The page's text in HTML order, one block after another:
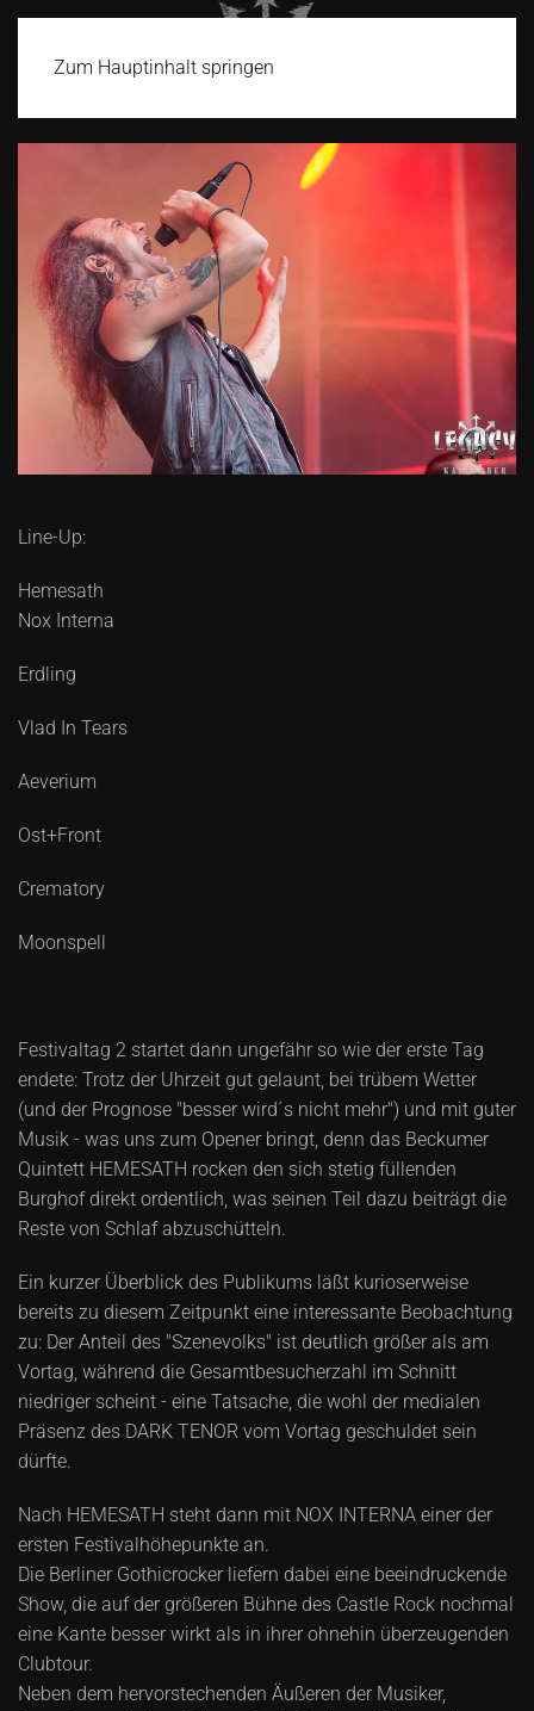
Zum Hauptinhalt springen
Line-Up:
Hemesath
Nox Interna
Erdling
Vlad In Tears
Aeverium
Ost+Front
Crematory
Moonspell
Festivaltag 2 startet dann ungefähr so wie der erste Tag
endete: Trotz der Uhrzeit gut gelaunt, bei trübem Wetter
(und der Prognose "besser wird´s nicht mehr") und mit guter
Musik - was uns zum Opener bringt, denn das Beckumer
Quintett HEMESATH rocken den sich stetig füllenden
Burghof direkt ordentlich, was seinen Teil dazu beiträgt die
Reste von Schlaf abzuschütteln.
Ein kurzer Überblick des Publikums läßt kurioserweise
bereits zu diesem Zeitpunkt eine interessante Beobachtung
zu: Der Anteil des "Szenevolks" ist deutlich größer als am
Vortag, während die Gesamtbesucherzahl im Schnitt
niedriger scheint - eine Tatsache, die wohl der medialen
Präsenz des DARK TENOR vom Vortag geschuldet sein
dürfte.
Nach HEMESATH steht dann mit NOX INTERNA einer der
ersten Festivalhöhepunkte an.
Die Berliner Gothicrocker liefern dabei eine beeindruckende
Show, die auf der größeren Bühne des Castle Rock nochmal
eine Kante besser wirkt als in ihrer ohnehin überzeugenden
Clubtour.
Neben dem hervorstechenden Äußeren der Musiker,